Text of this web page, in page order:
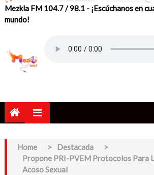
Mezkla FM 104.7 / 98.1 - ¡Escúchanos en
mundo!
Home > Destacada
>
Propone PRI-PVEM Protocolos Para
Acoso Sexual